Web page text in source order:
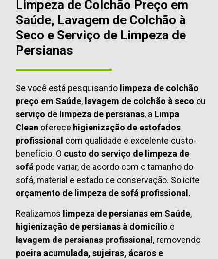
Limpeza de Colchão Preço em
Saúde, Lavagem de Colchão à
Seco e Serviço de Limpeza de
Persianas
Se você está pesquisando limpeza de colchão
preço em Saúde, lavagem de colchão à seco ou
serviço de limpeza de persianas, a Limpa
Clean oferece higienização de estofados
profissional com qualidade e excelente custo-
benefício. O custo do serviço de limpeza de
sofá pode variar, de acordo com o tamanho do
sofá, material e estado de conservação. Solicite
orçamento de limpeza de sofá profissional.
Realizamos limpeza de persianas em Saúde,
higienização de persianas à domicílio e
lavagem de persianas profissional, removendo
poeira acumulada, sujeiras, ácaros e